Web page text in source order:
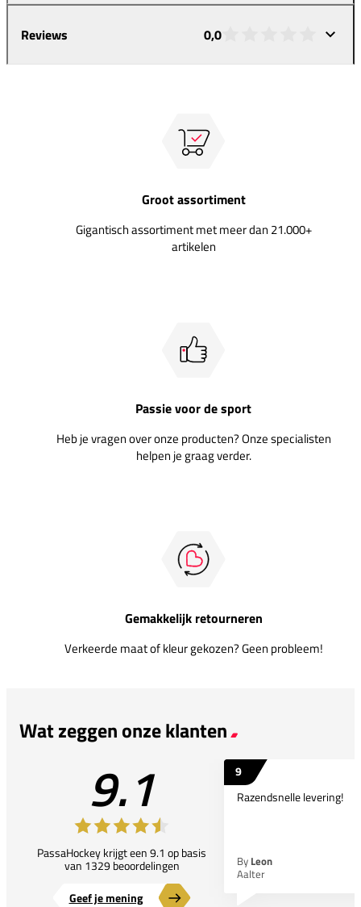
Reviews 0,0
Groot assortiment
Gigantisch assortiment met meer dan 21.000+
artikelen
Passie voor de sport
Heb je vragen over onze producten? Onze specialisten
helpen je graag verder.
Gemakkelijk retourneren
Verkeerde maat of kleur gekozen? Geen probleem!
Wat zeggen onze klanten
9.1
PassaHockey krijgt een 9.1 op basis
van 1329 beoordelingen
Geef je mening
9
Razendsnelle levering!
By Leon
Aalter